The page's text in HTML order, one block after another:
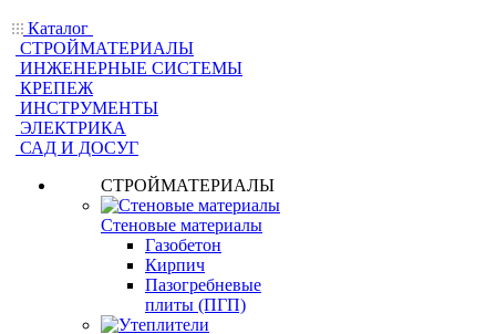
Каталог
СТРОЙМАТЕРИАЛЫ
ИНЖЕНЕРНЫЕ СИСТЕМЫ
КРЕПЕЖ
ИНСТРУМЕНТЫ
ЭЛЕКТРИКА
САД И ДОСУГ
СТРОЙМАТЕРИАЛЫ
Стеновые материалы
Газобетон
Кирпич
Пазогребневые
плиты (ПГП)